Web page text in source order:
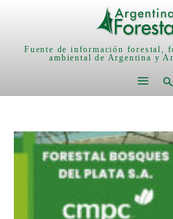
Fuente de información forestal,
ambiental de Argentina y